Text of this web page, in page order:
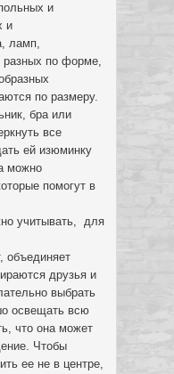
и
и
ламп,
разных по форме,
по размеру.
бра или
все
ей изюминку
можно
помогут в
учитывать, для
объединяет
друзья и
выбрать
освещать всю
что она может
Чтобы
ее не в центре,